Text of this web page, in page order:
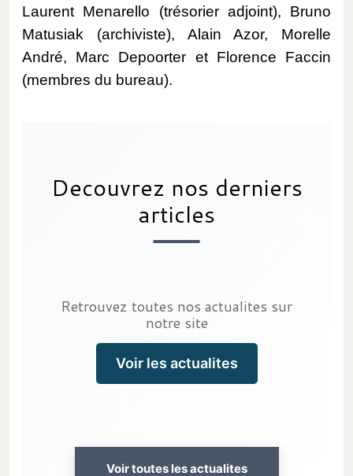
Laurent Menarello (trésorier adjoint), Bruno
Matusiak (archiviste), Alain Azor, Morelle
André, Marc Depoorter et Florence Faccin
(membres du bureau).
Decouvrez nos derniers
articles
Retrouvez toutes nos actualites sur
notre site
Voir les actualites
Voir toutes les actualites